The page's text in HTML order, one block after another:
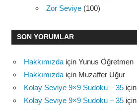
Zor Seviye (100)
SON YORUMLAR
Hakkımızda için Yunus Öğretmen
Hakkımızda için Muzaffer Uğur
Kolay Seviye 9×9 Sudoku – 35 için
Kolay Seviye 9×9 Sudoku – 35 için